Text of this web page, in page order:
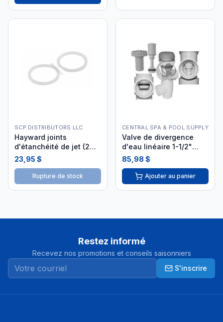
SCP DISTRIBUTORS LLC
Hayward joints
d'étanchéité de jet (2
pièces) SPX0720PE2
23,95 $
Rupture de stock
CENTRAL SPA & POOL SUPPLY
Valve de divergence
d'eau linéaire 1-1/2"
25042-009-000
85,98 $
Ajouter au panier
Restez informé
Recevez nos promotions et conseils saisonniers
S'inscrire